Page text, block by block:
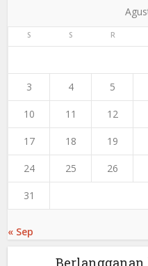
S S R
3 4 5
10 11 12
17 18 19
24 25 26
31
« Sep